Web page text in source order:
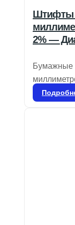
Штифты
2% —
Бумажные